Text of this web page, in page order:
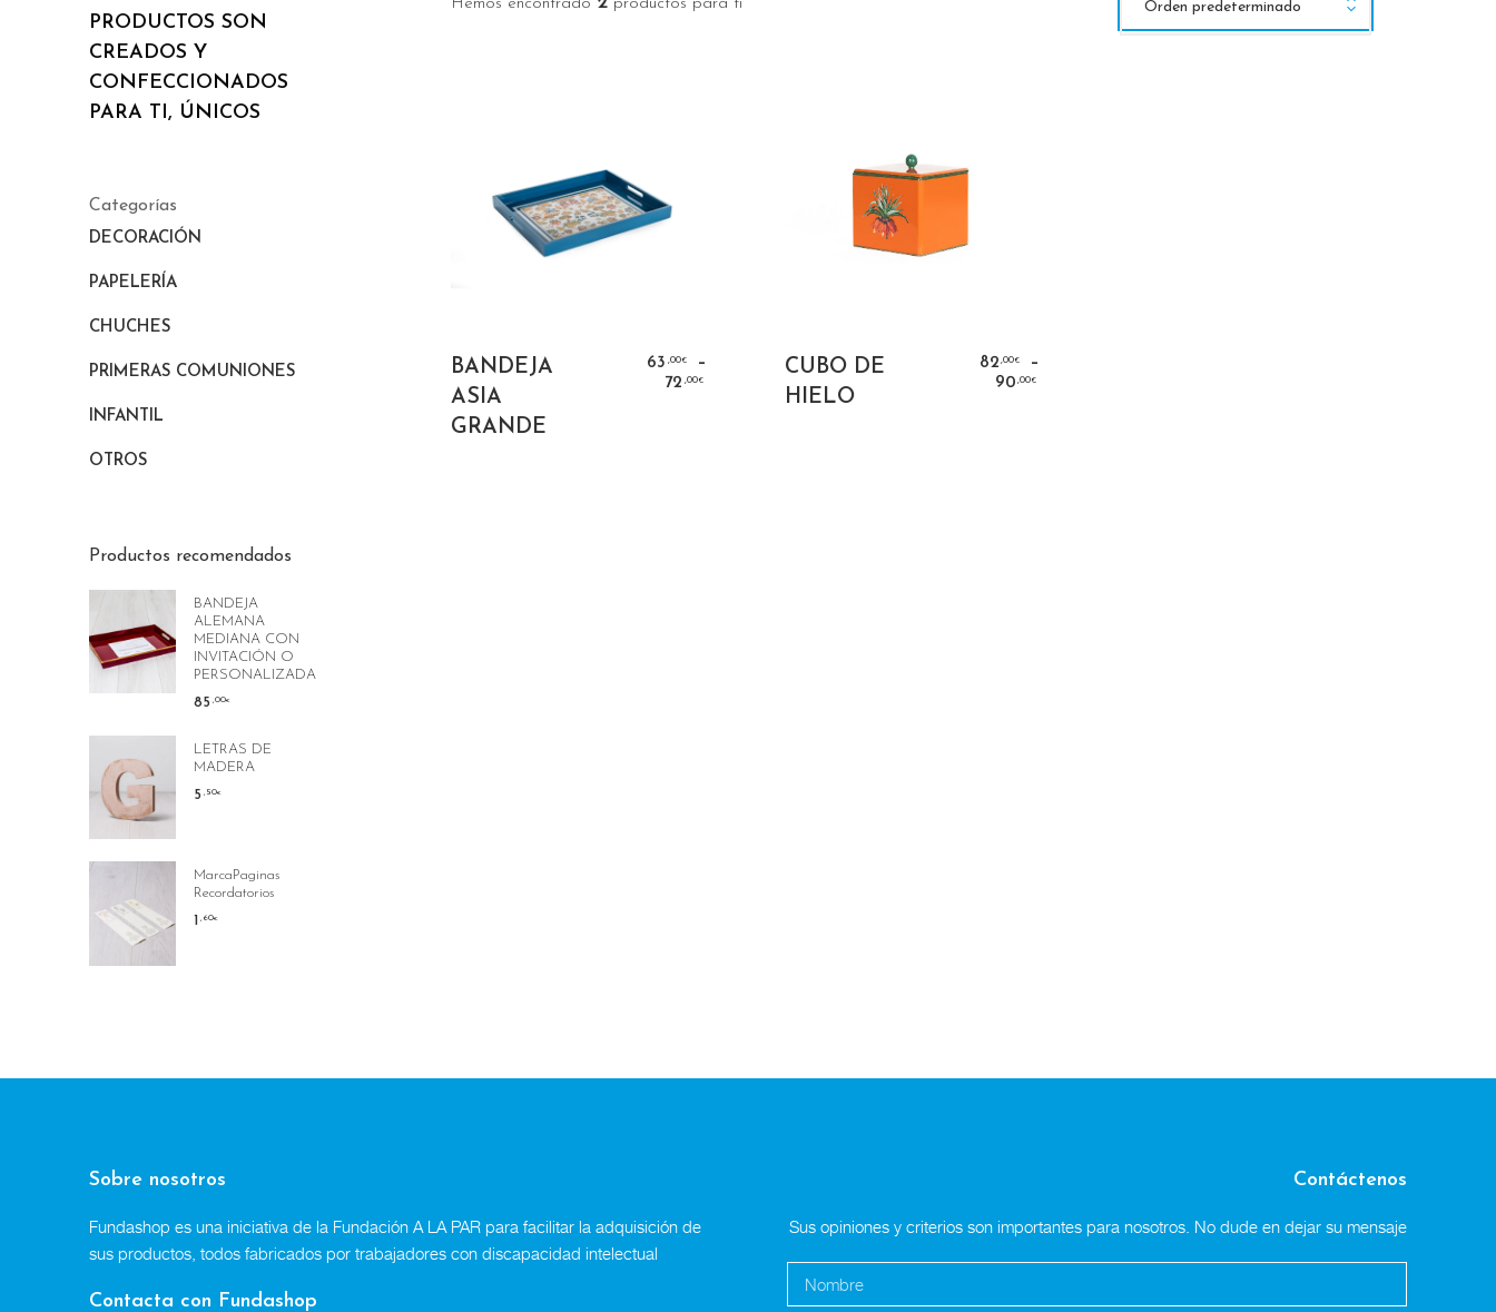
PRODUCTOS SON
CREADOS Y
CONFECCIONADOS
PARA TI, ÚNICOS
Categorías
DECORACIÓN
PAPELERÍA
CHUCHES
PRIMERAS COMUNIONES
INFANTIL
OTROS
Productos recomendados
BANDEJA
ALEMANA
MEDIANA CON
INVITACIÓN O
PERSONALIZADA
85 ,00€
LETRAS DE
MADERA
5 ,50€
MarcaPaginas
Recordatorios
1 ,60€
Hemos encontrado productos para ti Orden predeterminado
SELECT OPTIONS
BANDEJA
ASIA
GRANDE
63 ,00€ –
72 ,00€
SELECT OPTIONS
CUBO DE
HIELO
82 ,00€ –
90 ,00€
Sobre nosotros
Fundashop es una iniciativa de la Fundación A LA PAR para facilitar la adquisición de
sus productos, todos fabricados por trabajadores con discapacidad intelectual
Contacta con Fundashop
Contáctenos
Sus opiniones y criterios son importantes para nosotros. No dude en dejar su mensaje